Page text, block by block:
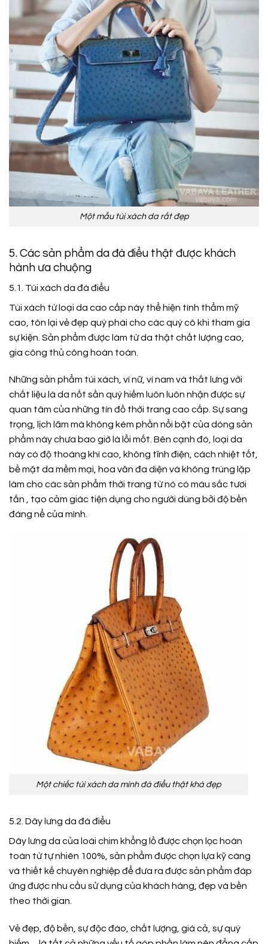
Một mẫu túi xách da rất đẹp
5. Các sản phẩm da đà điểu thật được khách
hành ưa chuộng
5.1. Túi xách da đà điểu
Túi xách từ loại da cao cấp này thể hiện tính thẩm mỹ
cao, tôn lại vẻ đẹp quý phái cho các quý cô khi tham gia
sự kiện. Sản phẩm được làm từ da thật chất lượng cao,
gia công thủ công hoàn toàn.
Những sản phẩm túi xách, ví nữ, ví nam và thắt lưng với
chất liệu là da nốt sần quý hiếm luôn luôn nhận được sự
quan tâm của những tín đồ thời trang cao cấp. Sự sang
trọng, lịch lãm mà không kém phần nổi bật của dòng sản
phẩm này chưa bao giờ là lỗi mốt. Bên cạnh đó, loại da
này có độ thoáng khí cao, không tĩnh điện, cách nhiệt tốt,
bề mặt da mềm mại, hoa văn đa diện và không trùng lặp
làm cho các sản phẩm thời trang từ nó có màu sắc tươi
tắn , tạo cảm giác tiện dụng cho người dùng bởi độ bền
đáng nể của mình.
Một chiếc túi xách da mình đà điểu thật khá đẹp
5.2. Dây lưng da đà điểu
Dây lưng da của loài chim khổng lồ được chọn lọc hoàn
toàn từ tự nhiên 100%, sản phẩm được chọn lựa kỹ càng
và thiết kế chuyên nghiệp để đưa ra được sản phẩm đáp
ứng được nhu cầu sử dụng của khách hàng, đẹp và bền
theo thời gian.
Vẻ đẹp, độ bền, sự độc đáo, chất lượng, giá cả, sự quý